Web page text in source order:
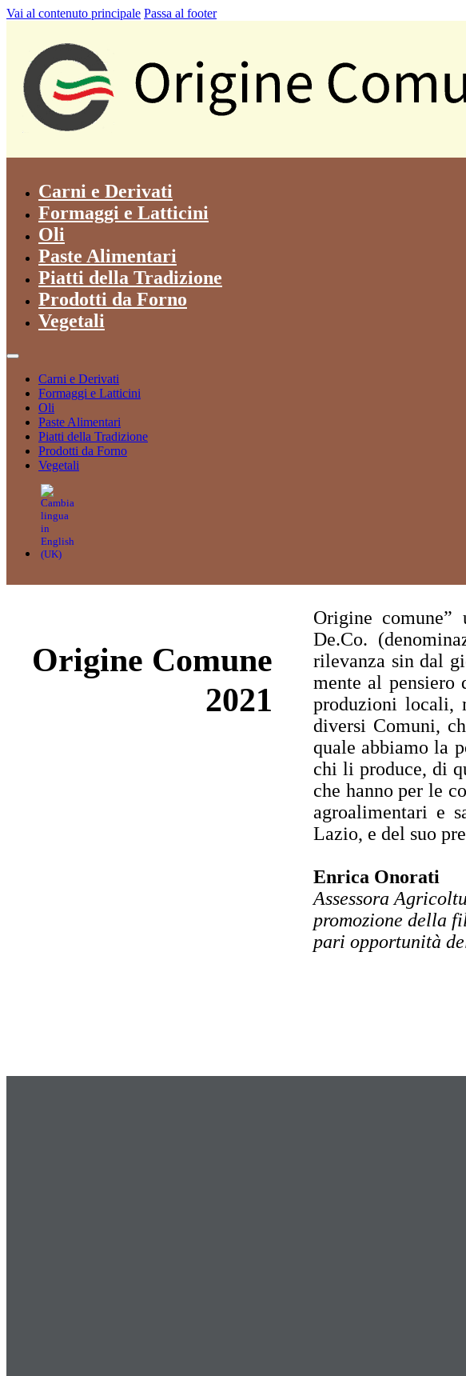
Vai al contenuto principale Passa al footer
Carni e Derivati
Formaggi e Latticini
Oli
Paste Alimentari
Piatti della Tradizione
Prodotti da Forno
Vegetali
Carni e Derivati
Formaggi e Latticini
Oli
Paste Alimentari
Piatti della Tradizione
Prodotti da Forno
Vegetali
Origine Comune
2021
Origine comune”
De.Co.
rilevanza sin dal
mente al
produzioni locali,
diversi Comuni,
quale abbiamo la
chi li produce, di
che hanno per le
agroalimentari e
Lazio, e del suo
Enrica Onorati
Assessora
promozione della
pari opportunità